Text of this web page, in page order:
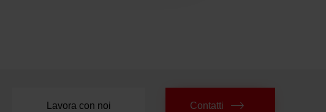
Lavora con noi Contatti